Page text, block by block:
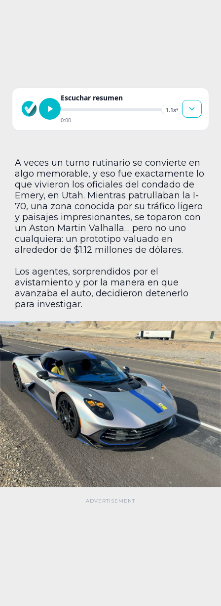
Escuchar resumen
1.1x▾
0:00
A veces un turno rutinario se convierte en
algo memorable, y eso fue exactamente lo
que vivieron los oficiales del condado de
Emery, en Utah. Mientras patrullaban la I-
70, una zona conocida por su tráfico ligero
y paisajes impresionantes, se toparon con
un Aston Martin Valhalla… pero no uno
cualquiera: un prototipo valuado en
alrededor de $1.12 millones de dólares.
Los agentes, sorprendidos por el
avistamiento y por la manera en que
avanzaba el auto, decidieron detenerlo
para investigar.